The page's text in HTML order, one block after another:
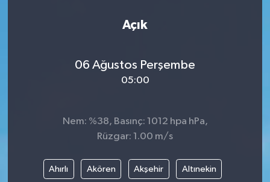
Açık
06 Ağustos Perşembe
05:00
Nem: %38, Basınç: 1012 hpa hPa,
Rüzgar: 1.00 m/s
Ahırlı Akören Akşehir Altınekin